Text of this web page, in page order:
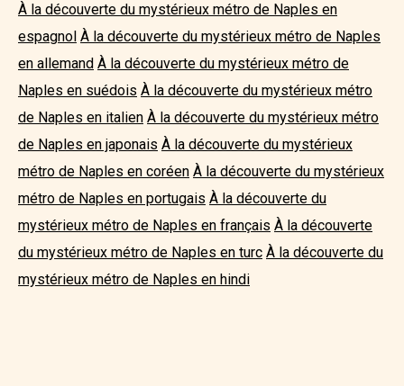
À la découverte du mystérieux métro de Naples en
espagnol À la découverte du mystérieux métro de Naples
en allemand À la découverte du mystérieux métro de
Naples en suédois À la découverte du mystérieux métro
de Naples en italien À la découverte du mystérieux métro
de Naples en japonais À la découverte du mystérieux
métro de Naples en coréen À la découverte du mystérieux
métro de Naples en portugais À la découverte du
mystérieux métro de Naples en français À la découverte
du mystérieux métro de Naples en turc À la découverte du
mystérieux métro de Naples en hindi